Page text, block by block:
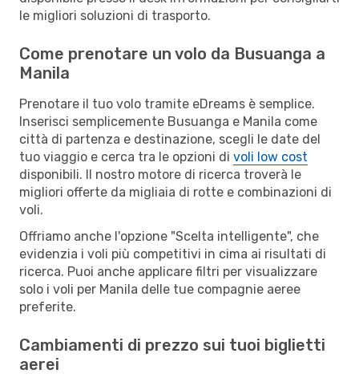
le migliori soluzioni di trasporto.
Come prenotare un volo da Busuanga a
Manila
Prenotare il tuo volo tramite eDreams è semplice.
Inserisci semplicemente Busuanga e Manila come
città di partenza e destinazione, scegli le date del
tuo viaggio e cerca tra le opzioni di voli low cost
disponibili. Il nostro motore di ricerca troverà le
migliori offerte da migliaia di rotte e combinazioni di
voli.
Offriamo anche l'opzione "Scelta intelligente", che
evidenzia i voli più competitivi in cima ai risultati di
ricerca. Puoi anche applicare filtri per visualizzare
solo i voli per Manila delle tue compagnie aeree
preferite.
Cambiamenti di prezzo sui tuoi biglietti
aerei